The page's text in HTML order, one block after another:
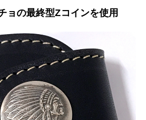
ョの最終型Zコインを使用